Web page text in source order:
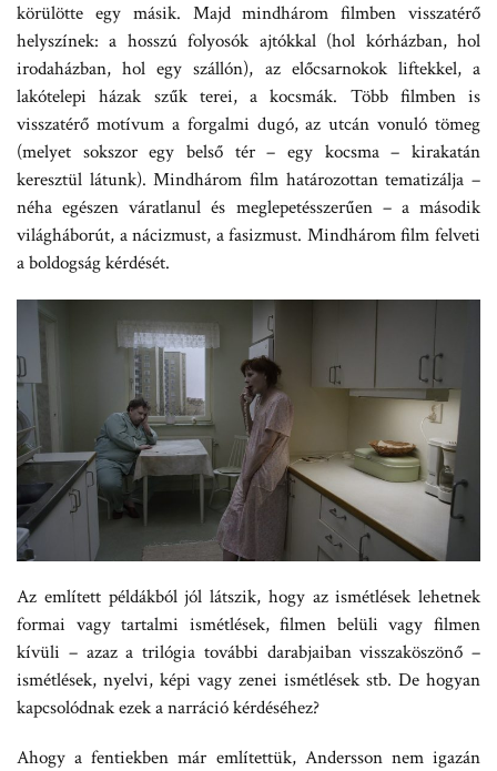
körülötte egy másik. Majd mindhárom filmben visszatérő
helyszínek: a hosszú folyosók ajtókkal (hol kórházban, hol
irodaházban, hol egy szállón), az előcsarnokok liftekkel, a
lakótelepi házak szűk terei, a kocsmák. Több filmben is
visszatérő motívum a forgalmi dugó, az utcán vonuló tömeg
(melyet sokszor egy belső tér – egy kocsma – kirakatán
keresztül látunk). Mindhárom film határozottan tematizálja –
néha egészen váratlanul és meglepetésszerűen – a második
világháborút, a nácizmust, a fasizmust. Mindhárom film felveti
a boldogság kérdését.
Az említett példákból jól látszik, hogy az ismétlések lehetnek
formai vagy tartalmi ismétlések, filmen belüli vagy filmen
kívüli – azaz a trilógia további darabjaiban visszaköszönő –
ismétlések, nyelvi, képi vagy zenei ismétlések stb. De hogyan
kapcsolódnak ezek a narráció kérdéséhez?
Ahogy a fentiekben már említettük, Andersson nem igazán